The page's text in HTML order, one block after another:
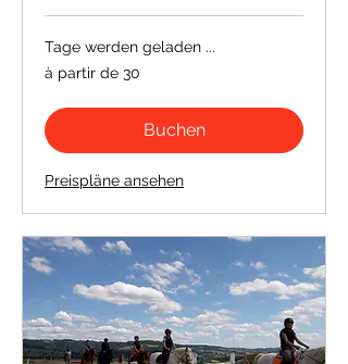
Tage werden geladen ...
à
partir
à partir de 30
Buchen
Preispläne ansehen